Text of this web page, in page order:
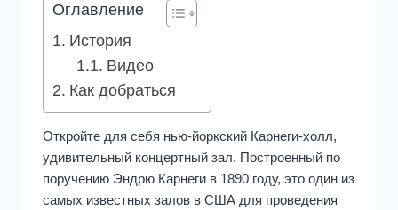
Оглавление
История
Видео
Как добраться
Откройте для себя нью-йоркский Карнеги-холл,
удивительный концертный зал. Построенный по
поручению Эндрю Карнеги в 1890 году, это один из
самых известных залов в США для проведения